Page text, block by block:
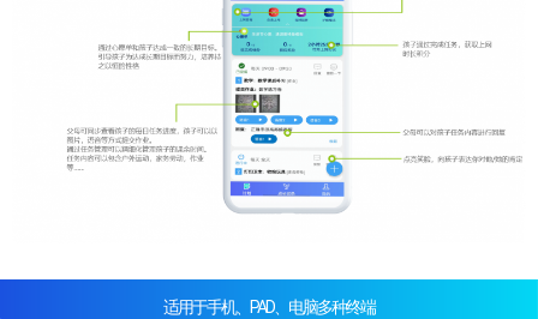
适用于手机、PAD、电脑多种终端